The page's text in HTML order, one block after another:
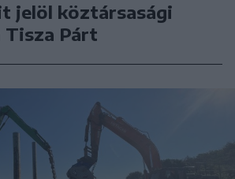
jelöl köztársasági
Tisza Párt